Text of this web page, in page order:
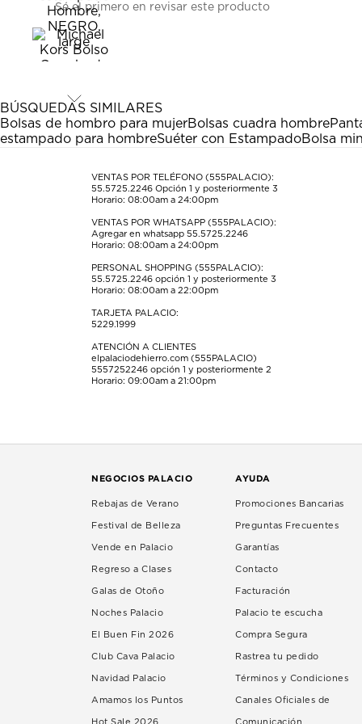
para
calificar
el
artículo
estrella
Esta
acción
abrirá
formulario
para
calificar
el
artículo
estrellas.
Esta
acción
abrirá
formulario
de
para
estrellas.
Esta
acción
abrirá
formulario
de
para
estrellas.
Esta
acción
abrirá
formulario
de
para
Esta
acción
abrirá
formulario
de
envío.
Sé el primero en revisar este producto
BÚSQUEDAS SIMILARES
Bolsas de hombro para mujerBolsas cuadra hombre
estampado para hombreSuéter con EstampadoBolsa
VENTAS POR TELÉFONO (555PALACIO):
55.5725.2246 Opción 1 y posteriormente 3
Horario: 08:00am a 24:00pm
VENTAS POR WHATSAPP (555PALACIO):
Agregar en whatsapp 55.5725.2246
Horario: 08:00am a 24:00pm
PERSONAL SHOPPING (555PALACIO):
55.5725.2246 opción 1 y posteriormente 3
Horario: 08:00am a 22:00pm
TARJETA PALACIO:
5229.1999
ATENCIÓN A CLIENTES
elpalaciodehierro.com (555PALACIO)
5557252246 opción 1 y posteriormente 2
Horario: 09:00am a 21:00pm
NEGOCIOS PALACIO
Rebajas de Verano
Festival de Belleza
Vende en Palacio
Regreso a Clases
Galas de Otoño
Noches Palacio
El Buen Fin 2026
Club Cava Palacio
Navidad Palacio
Amamos los Puntos
Hot Sale 2026
AYUDA
Promociones Bancarias
Preguntas Frecuentes
Garantías
Contacto
Facturación
Palacio te escucha
Compra Segura
Rastrea tu pedido
Términos y Condiciones
Canales Oficiales de
Comunicación